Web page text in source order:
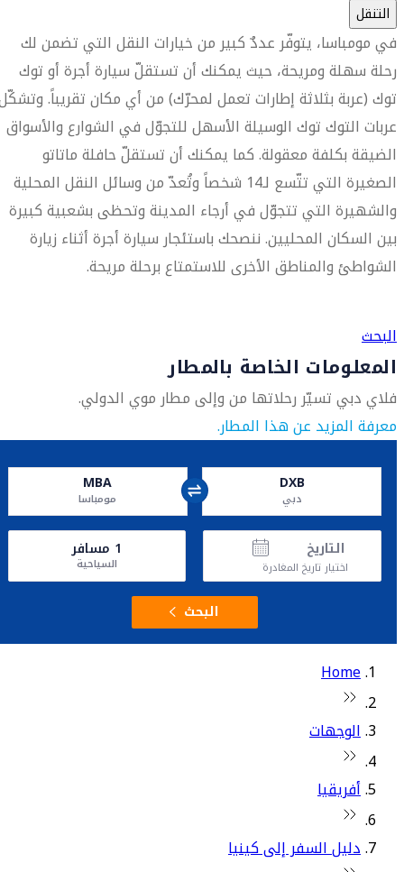
التنقل
في مومباسا، يتوفّر عددٌ كبير من خيارات النقل التي تضمن لك
رحلة سهلة ومريحة، حيث يمكنك أن تستقلّ سيارة أجرة أو توك
توك (عربة بثلاثة إطارات تعمل لمحرّك) من أي مكان تقريباً.
عربات التوك توك الوسيلة الأسهل للتجوّل في الشوارع والأسواق
الضيقة بكلفة معقولة. كما يمكنك أن تستقلّ حافلة ماتاتو
الصغيرة التي تتّسع لـ14 شخصاً وتُعدّ من وسائل النقل المحلية
والشهيرة التي تتجوّل في أرجاء المدينة وتحظى بشعبية كبيرة
بين السكان المحليين. ننصحك باستئجار سيارة أجرة أثناء زيارة
الشواطئ والمناطق الأخرى للاستمتاع برحلة مريحة.
البحث
المعلومات الخاصة بالمطار
فلاي دبي تسيّر رحلاتها من وإلى مطار موي الدولي.
معرفة المزيد عن هذا المطار.
DXB
دبي
MBA
مومباسا
التاريخ
اختيار تاريخ المغادرة
1 مسافر
السياحية
البحث
Home
الوجهات
أفريقيا
دليل السفر إلى كينيا